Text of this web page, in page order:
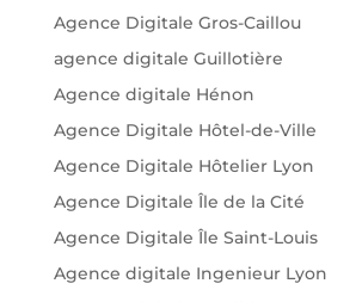
Agence Digitale Gros-Caillou
agence digitale Guillotière
Agence digitale Hénon
Agence Digitale Hôtel-de-Ville
Agence Digitale Hôtelier Lyon
Agence Digitale Île de la Cité
Agence Digitale Île Saint-Louis
Agence digitale Ingenieur Lyon